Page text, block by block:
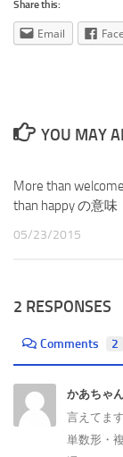
Share this:
Email
YOU MAY
More than
than happy の意味
05/23/2015
2 RESPONSES
Comments 2
かあちゃ
言えてま
単数形・